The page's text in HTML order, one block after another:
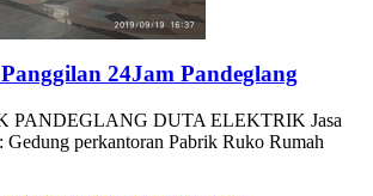
24Jam Pandeglang
PANDEGLANG DUTA ELEKTRIK Jasa
perkantoran Pabrik Ruko Rumah